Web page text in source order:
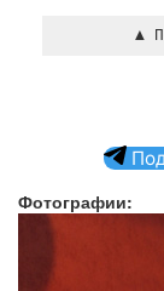
Фотографии: